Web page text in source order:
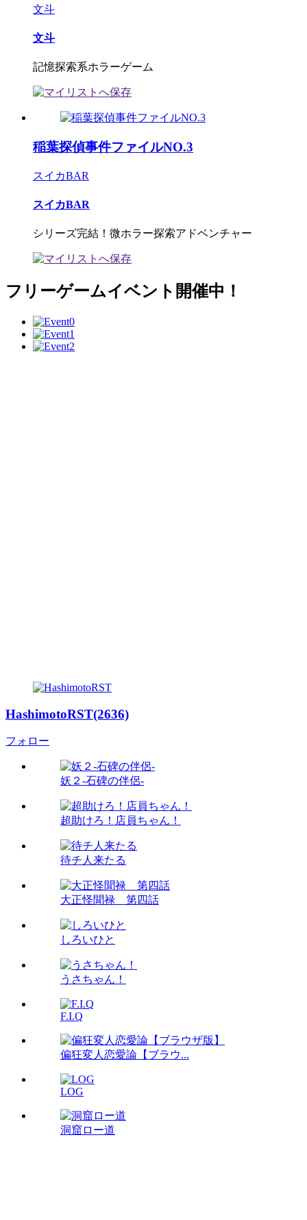
文斗
文斗
記憶探索系ホラーゲーム
稲葉探偵事件ファイルNO.3
スイカBAR
スイカBAR
シリーズ完結！微ホラー探索アドベンチャー
フリーゲームイベント開催中！
HashimotoRST(2636)
フォロー
妖２-石碑の伴侶-
超助けろ！店員ちゃん！
待チ人来たる
大正怪聞禄 第四話
しろいひと
うさちゃん！
F.I.Q
偏狂変人恋愛論【ブラウ...
LOG
洞窟ロー道